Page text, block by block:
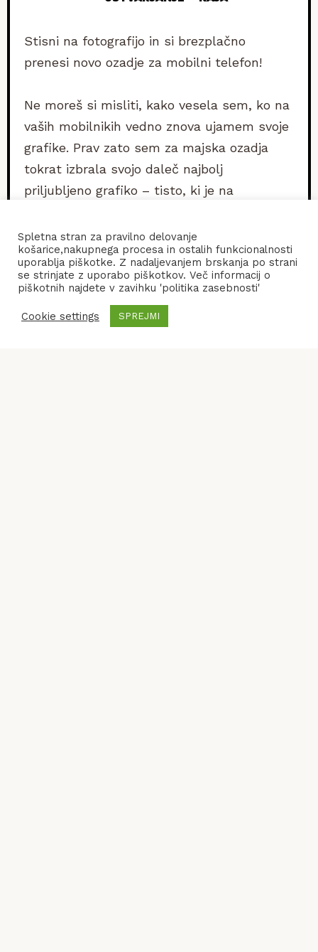
Stisni na fotografijo in si brezplačno
prenesi novo ozadje za mobilni telefon!
Ne moreš si misliti, kako vesela sem, ko na
vaših mobilnikih vedno znova ujamem svoje
grafike. Prav zato sem za majska ozadja
tokrat izbrala svojo daleč najbolj
priljubljeno grafiko – tisto, ki je na
Stisni na fotografijo in si jo shrani.
Spletna stran za pravilno delovanje
košarice,nakupnega procesa in ostalih funkcionalnosti
uporablja piškotke. Z nadaljevanjem brskanja po strani
se strinjate z uporabo piškotkov. Več informacij o
piškotnih najdete v zavihku 'politika zasebnosti'
Cookie settings SPREJMI